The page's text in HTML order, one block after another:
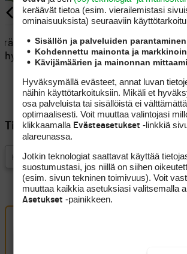
KILPAGOLF
Saku Ellilä otti kaiken ilon
aamulähdöstä Erkko
avauspäivänä
hyvän
Tilaa Golfpisteen uutiskirje
keräävät tietoa (esim. vierailemis­tasi
ominaisuuk­sista) seuraaviin
Sisällön ja palveluiden parantaminen
Kohdennettu mainonta ja
Kävijämäärien ja mainonnan
Hyväksymällä evästeet, annat luvan
näihin käyttötarkoituksiin. Mikäli et
osa palveluista tai sisällöistä ei
optimaalisesti. Voit muuttaa valintojasi
klikkaamalla Evästeasetukset -linkkiä
alareunassa.
Jotkin teknologiat saattavat käyttää
suostumustasi, jos niillä on siihen
(esim. sivun tekninen toimivuus). Voit
muuttaa kaikkia asetuksiasi valitsemalla
Asetukset -painikkeen.